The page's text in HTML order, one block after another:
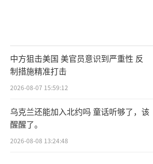
从美国国内政治的角度来
调盛赞也具有明确的指向性。
中国之行的成果广而告之，旨
以及反对者展示自己为美国争
尤其在大选周期中，外交领域
有效转化为国内政治资本。他
议直接关联着中西部农业州、
中方狙击美国 美官员意识到严重性 反
制措施精准打击
2026-08-07 15:59:12
乌克兰还能加入北约吗 童话听够了，该
醒醒了。
2026-08-08 13:24:48